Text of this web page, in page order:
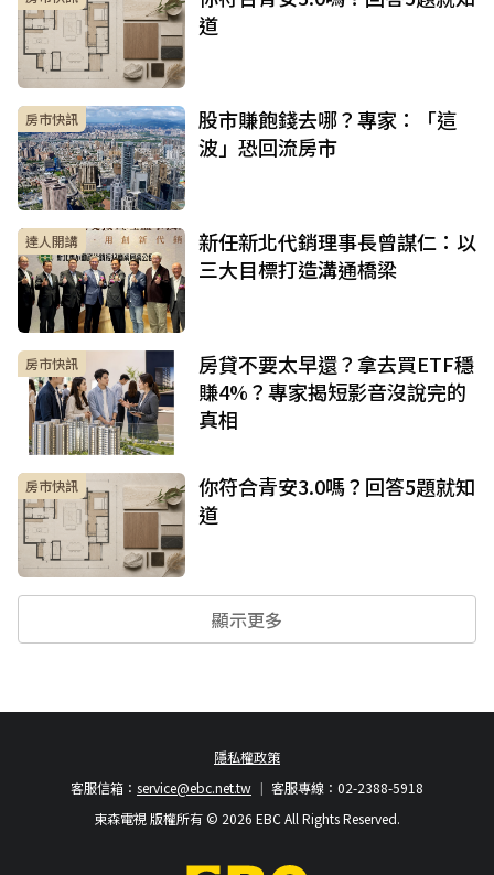
道
房市快訊
股市賺飽錢去哪？專家：「這
波」恐回流房市
達人開講
新任新北代銷理事長曾謀仁：以
三大目標打造溝通橋梁
房市快訊
房貸不要太早還？拿去買ETF穩
賺4%？專家揭短影音沒說完的
真相
房市快訊
你符合青安3.0嗎？回答5題就知
道
顯示更多
隱私權政策
客服專線：02-2388-5918
客服信箱： service@ebc.net.tw
東森電視 版權所有 © 2026 EBC All Rights Reserved.